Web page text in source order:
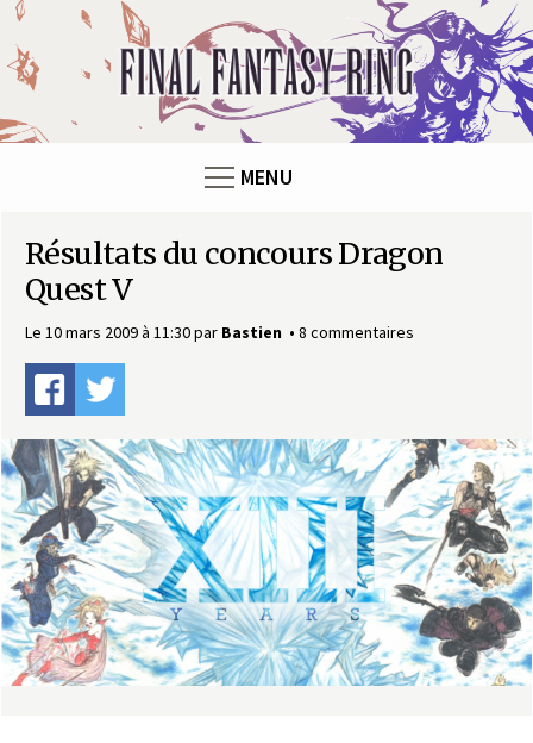
F
n
n
t
a
s
y
MENU
Résultats du concours Dragon
Quest V
Le 10 mars 2009 à 11:30par Bastien 8 commentaires
Panneau de gestion des cookies